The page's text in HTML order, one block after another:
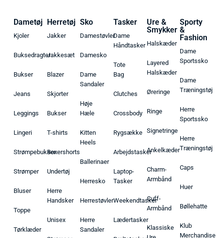
Dametøj
Kjoler
Buksedragter
Bukser
Jeans
Leggings
Lingeri
Strømpebukser
Strømper
Bluser
Toppe
Tørklæder
Herretøj
Jakker
Jakkesæt
Blazer
Skjorter
Bukser
T-shirts
Boxershorts
Undertøj
Herre
Handsker
Unisex
Sko
Damestøvler
Damesko
Dame
Sandaler
Høje
Hæle
Kitten
Heels
Ballerinaer
Herresko
Herrestøvler
Herre
Sandaler
Tasker
Dame
Håndtasker
Tote
Bag
Clutches
Crossbody
Rygsække
Arbejdstasker
Laptop-
Tasker
Weekendtasker
Lædertasker
Ure &
Smykker
Halskæder
Layered
Halskæder
Øreringe
Ringe
Signetringe
Ankelkæder
Charm-
Armbånd
Cuff-
Armbånd
Klassiske
Sporty
&
Fashion
Dame
Sportssko
Dame
Træningstøj
Herre
Sportssko
Herre
Træningstøj
Caps
Huer
Bøllehatte
Klub
Merchandise